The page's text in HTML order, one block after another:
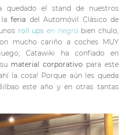
quedado el stand de nuestros
laferia del Automóvil Clásico de
roll ups en negro bien chulo,
mucho cariño a coches MUY
Catawiki ha confiado en
material corporativo para este
la cosa! Porque aún les queda
este año y en otras tantas